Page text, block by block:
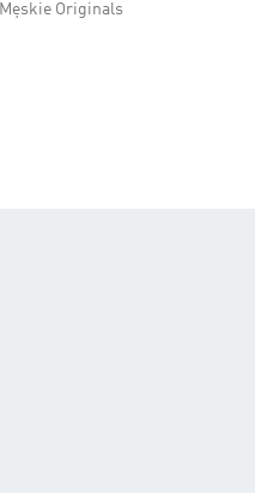
Męskie Originals